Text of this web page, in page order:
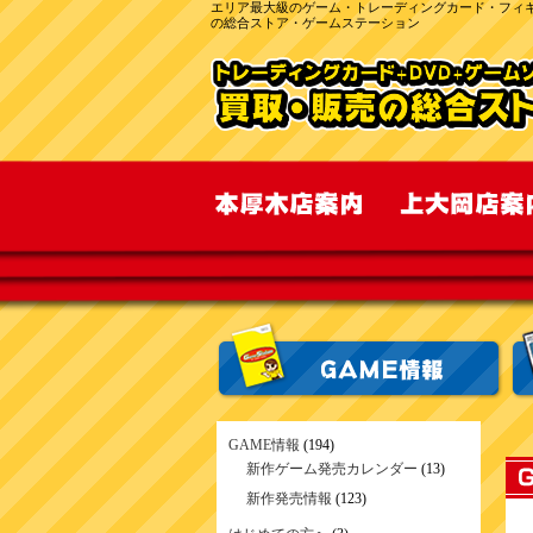
エリア最大級のゲーム・トレーディングカード・フィ
の総合ストア・ゲームステーション
GAME情報 (194)
新作ゲーム発売カレンダー (13)
新作発売情報 (123)